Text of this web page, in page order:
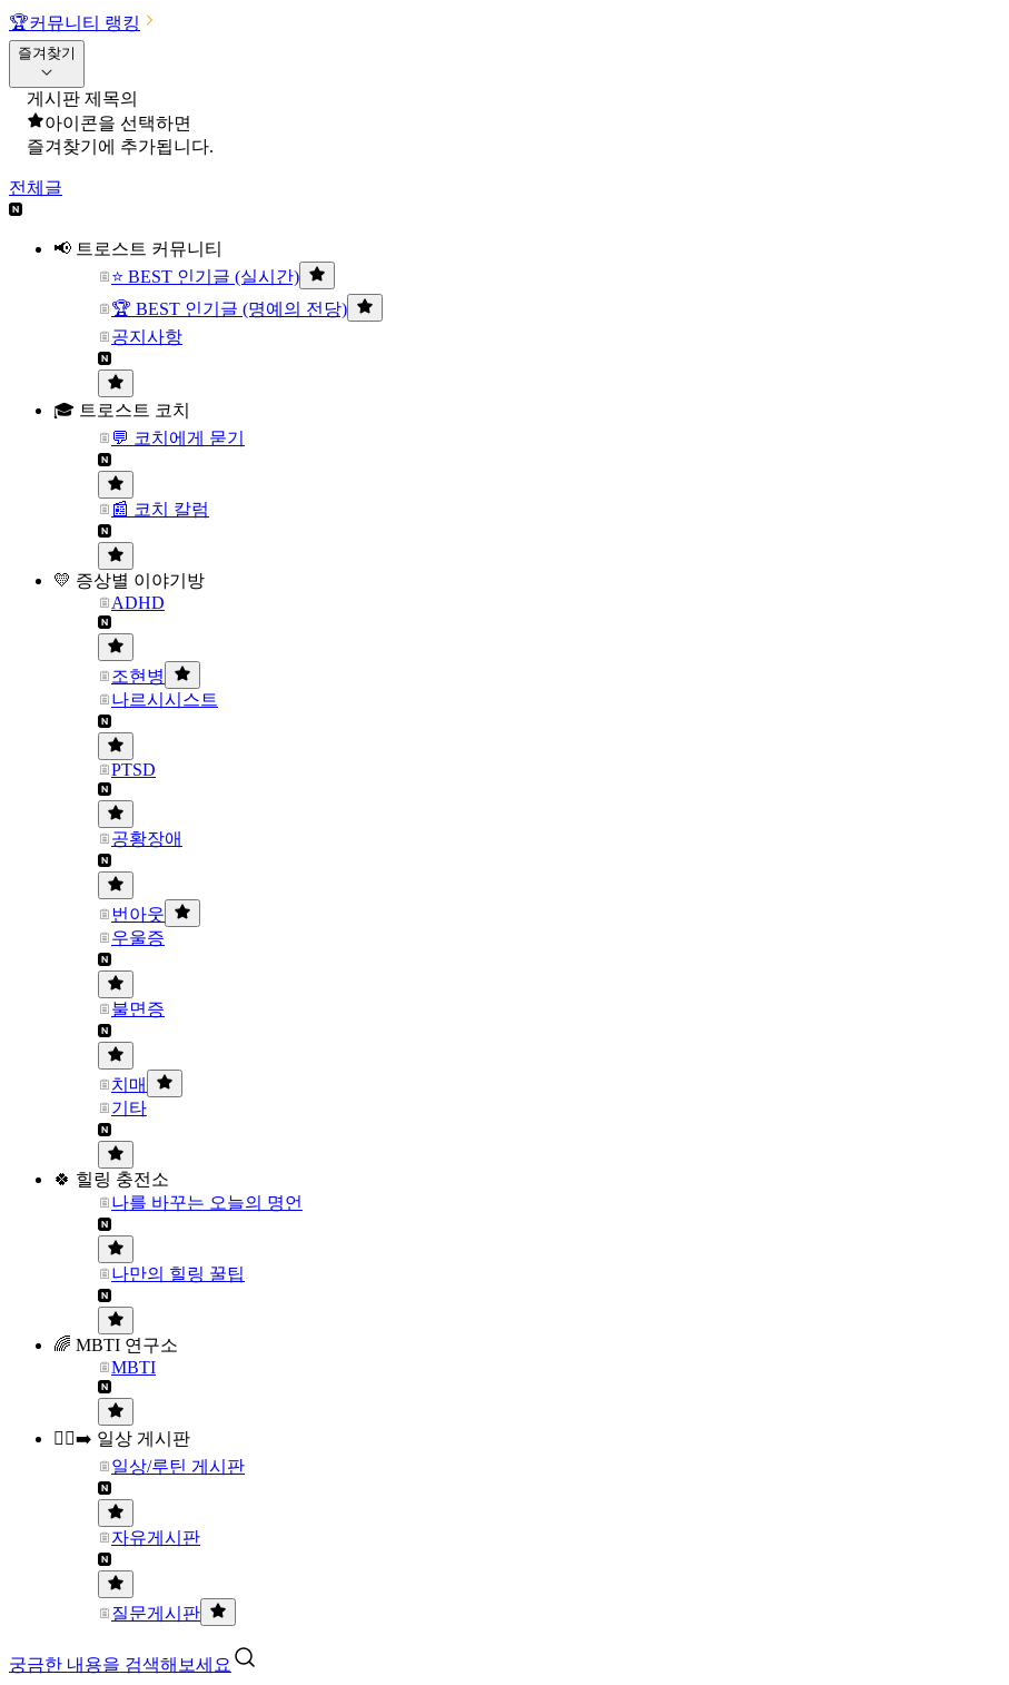
🏆커뮤니티 랭킹
즐겨찾기
게시판 제목의
아이콘을 선택하면
즐겨찾기에 추가됩니다.
전체글
📢 트로스트 커뮤니티
⭐ BEST 인기글 (실시간)
🏆 BEST 인기글 (명예의 전당)
공지사항
🎓 트로스트 코치
💬 코치에게 묻기
📰 코치 칼럼
💛 증상별 이야기방
ADHD
조현병
나르시시스트
PTSD
공황장애
번아웃
우울증
불면증
치매
기타
🍀 힐링 충전소
나를 바꾸는 오늘의 명언
나만의 힐링 꿀팁
🌈 MBTI 연구소
MBTI
🏃‍♀️‍➡️ 일상 게시판
일상/루틴 게시판
자유게시판
질문게시판
궁금한 내용을 검색해보세요